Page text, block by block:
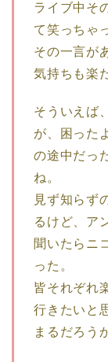
ライブ中そ
て笑っちゃ
その一言が
気持ちも楽
そういえば
が、困った
の途中だっ
ね。
見ず知らず
るけど、ア
聞いたらニ
った。
皆それぞれ
行きたいと
まるだろう